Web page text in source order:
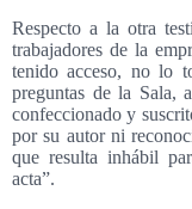
Respecto a la otra
trabajadores de la
tenido acceso, no lo
preguntas de la Sala,
confeccionado y
por su autor ni
que resulta inhábil
acta”.